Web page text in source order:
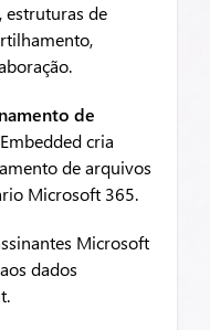
estruturas de
de
cria
de arquivos
Microsoft 365.
Microsoft
dados